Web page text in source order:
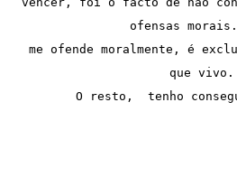
ofensas morais.
me ofende moralmente, é
que vivo.
O resto,  tenho